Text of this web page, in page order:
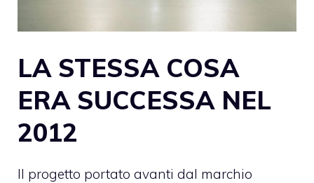
LA STESSA COSA
ERA SUCCESSA NEL
2012
Il progetto portato avanti dal marchio